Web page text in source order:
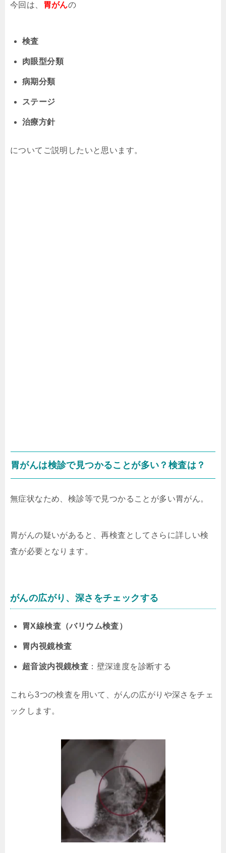
今回は、 胃がんの
検査
肉眼型分類
病期分類
ステージ
治療方針
についてご説明したいと思います。
胃がんは検診で見つかることが多い？検査は？
無症状なため、検診等で見つかることが多い胃がん。
胃がんの疑いがあると、再検査としてさらに詳しい検
査が必要となります。
がんの広がり、深さをチェックする
胃X線検査（バリウム検査）
胃内視鏡検査
超音波内視鏡検査 ：壁深達度を診断する
これら3つの検査を用いて、がんの広がりや深さをチェ
ックします。